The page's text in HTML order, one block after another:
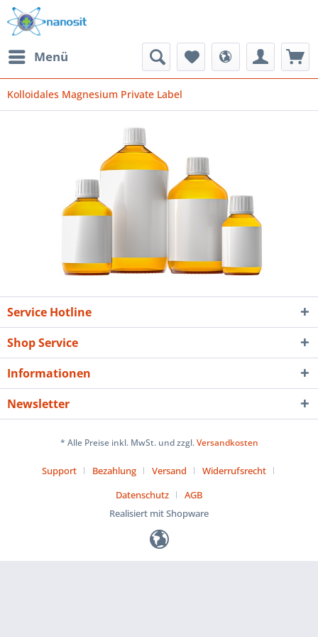
Menü
Kolloidales Magnesium Private Label
Service Hotline
Shop Service
Informationen
Newsletter
* Alle Preise inkl. MwSt. und zzgl.Versandkosten
Support Bezahlung Versand
Widerrufsrecht
Datenschutz
AGB
Realisiert mit Shopware